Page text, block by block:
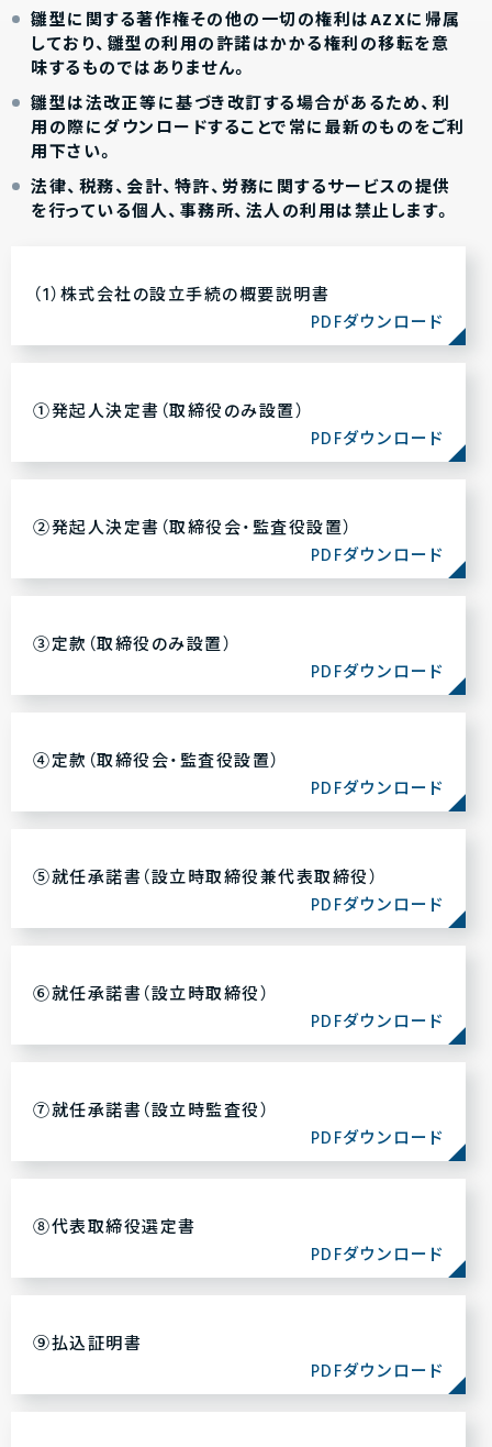
雛型に関する著作権その他の一切の権利はAZXに帰属
しており、雛型の利用の許諾はかかる権利の移転を意
味するものではありません。
雛型は法改正等に基づき改訂する場合があるため、利
用の際にダウンロードすることで常に最新のものをご利
用下さい。
法律、税務、会計、特許、労務に関するサービスの提供
を行っている個人、事務所、法人の利用は禁止します。
（1）株式会社の設立手続の概要説明書
PDFダウンロード
①発起人決定書（取締役のみ設置）
PDFダウンロード
②発起人決定書（取締役会・監査役設置）
PDFダウンロード
③定款（取締役のみ設置）
PDFダウンロード
④定款（取締役会・監査役設置）
PDFダウンロード
⑤就任承諾書（設立時取締役兼代表取締役）
PDFダウンロード
⑥就任承諾書（設立時取締役）
PDFダウンロード
⑦就任承諾書（設立時監査役）
PDFダウンロード
⑧代表取締役選定書
PDFダウンロード
⑨払込証明書
PDFダウンロード